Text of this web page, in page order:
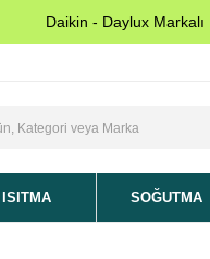
Daikin - Daylux
ISITMA SOĞUTMA